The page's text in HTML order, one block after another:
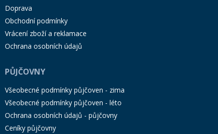
Doprava
Obchodní podmínky
Vrácení zboží a reklamace
Ochrana osobních údajů
PŮJČOVNY
Všeobecné podmínky půjčoven - zima
Všeobecné podmínky půjčoven - léto
Ochrana osobních údajů - půjčovny
Ceníky půjčovny